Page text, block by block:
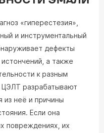
«гиперестезия»,
и инструментальный
дефекты
а также
к разным
разрабатывают
из неё и причины
Если она
повреждениях, их